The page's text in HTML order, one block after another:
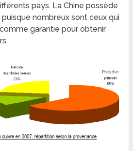
pays. La Chine possède
nombreux sont ceux qui
garantie pour obtenir